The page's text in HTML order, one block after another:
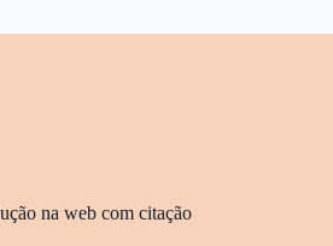
na web com citação